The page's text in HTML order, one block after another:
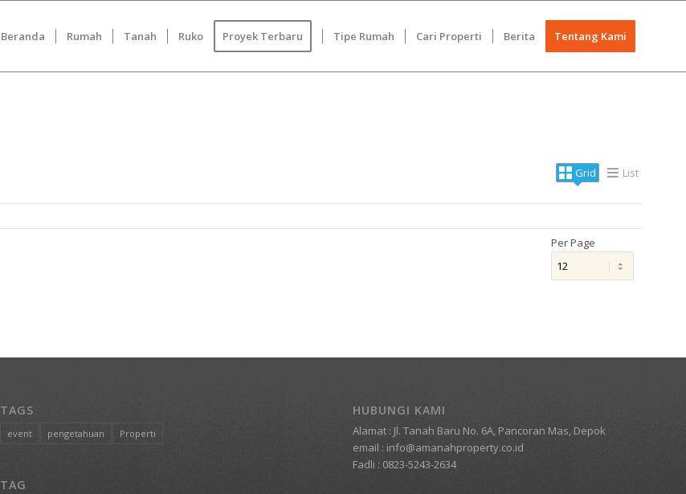
Beranda Rumah Tanah Ruko Proyek Terbaru Tipe Rumah Cari Properti Berita Tentang Kami
Grid List
Per Page
TAGS
event pengetahuan Properti
TAG
HUBUNGI KAMI
Alamat : Jl. Tanah Baru No. 6A, Pancoran Mas, Depok
email : info@amanahproperty.co.id
Fadli : 0823-5243-2634